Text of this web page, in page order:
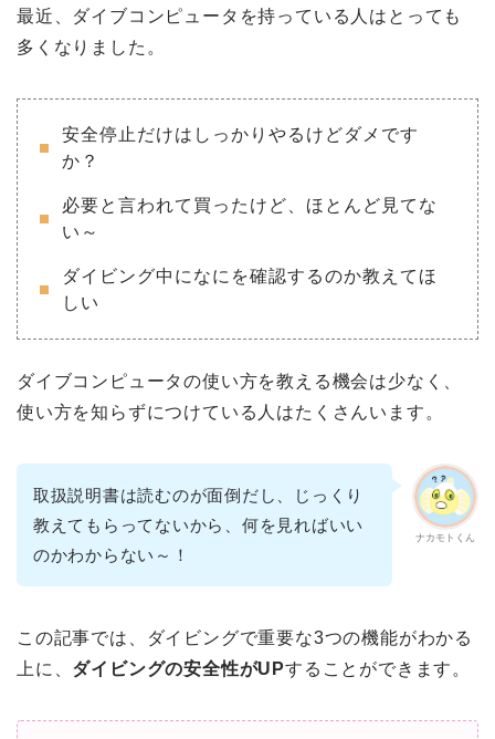
最近、ダイブコンピュータを持っている人はとっても
多くなりました。
安全停止だけはしっかりやるけどダメです
か？
必要と言われて買ったけど、ほとんど見てな
い～
ダイビング中になにを確認するのか教えてほ
しい
ダイブコンピュータの使い方を教える機会は少なく、
使い方を知らずにつけている人はたくさんいます。
ナカモトくん
取扱説明書は読むのが面倒だし、じっくり
教えてもらってないから、何を見ればいい
のかわからない～！
この記事では、ダイビングで重要な3つの機能がわかる
上に、 ダイビングの安全性がUPすることができます。